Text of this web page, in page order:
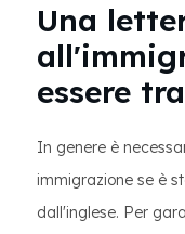
Una
essere
In genere è
immigrazione se è
dall'inglese. Per